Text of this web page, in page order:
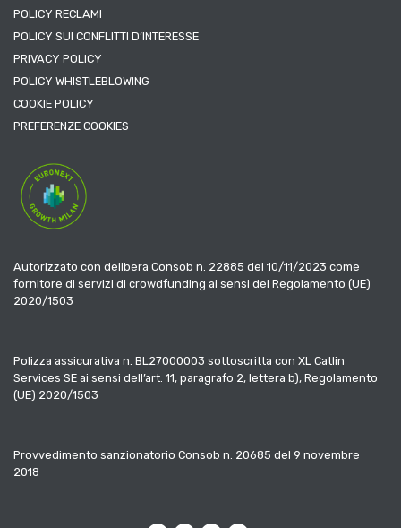
POLICY RECLAMI
POLICY SUI CONFLITTI D’INTERESSE
PRIVACY POLICY
POLICY WHISTLEBLOWING
COOKIE POLICY
PREFERENZE COOKIES
Autorizzato con delibera Consob n. 22885 del 10/11/2023 come
fornitore di servizi di crowdfunding ai sensi del Regolamento (UE)
2020/1503
Polizza assicurativa n. BL27000003 sottoscritta con XL Catlin
Services SE ai sensi dell’art. 11, paragrafo 2, lettera b), Regolamento
(UE) 2020/1503
Provvedimento sanzionatorio Consob n. 20685 del 9 novembre
2018